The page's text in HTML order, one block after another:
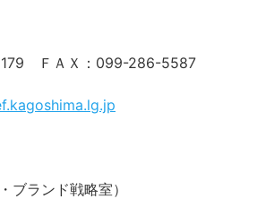
ＦＡＸ：099-286-5587
ブランド戦略室）